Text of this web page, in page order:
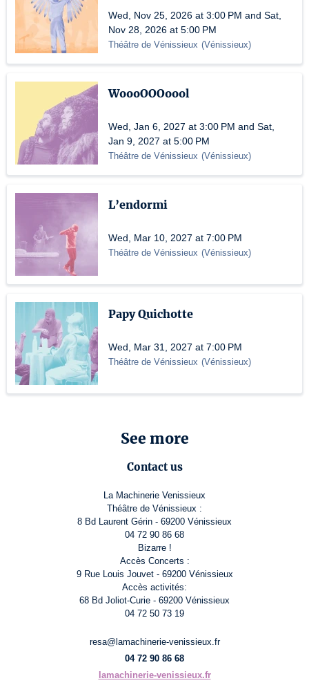
Wed, Nov 25, 2026 at 3:00 PM and Sat,
Nov 28, 2026 at 5:00 PM
Théâtre de Vénissieux (Vénissieux)
WoooOOOoool
Wed, Jan 6, 2027 at 3:00 PM and Sat,
Jan 9, 2027 at 5:00 PM
Théâtre de Vénissieux (Vénissieux)
L’endormi
Wed, Mar 10, 2027 at 7:00 PM
Théâtre de Vénissieux (Vénissieux)
Papy Quichotte
Wed, Mar 31, 2027 at 7:00 PM
Théâtre de Vénissieux (Vénissieux)
See more
Contact us
La Machinerie Venissieux
Théâtre de Vénissieux :
8 Bd Laurent Gérin - 69200 Vénissieux
04 72 90 86 68
Bizarre !
Accès Concerts :
9 Rue Louis Jouvet - 69200 Vénissieux
Accès activités:
68 Bd Joliot-Curie - 69200 Vénissieux
04 72 50 73 19
resa@lamachinerie-venissieux.fr
04 72 90 86 68
lamachinerie-venissieux.fr